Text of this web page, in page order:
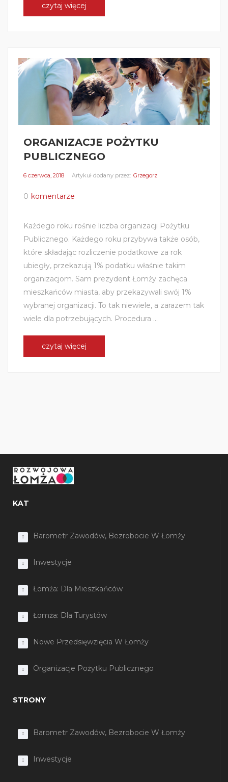
czytaj więcej
ORGANIZACJE POŻYTKU
PUBLICZNEGO
6 czerwca, 2018 Artykuł dodany przez: Grzegorz
0 komentarze
Każdego roku rośnie liczba organizacji Pożytku
Publicznego. Każdego roku przybywa także osób,
które składając rozliczenie podatkowe za rok
ubiegły, przekazują 1% podatku właśnie takim
organizacjom. Sam prezydent Łomży zachęca
mieszkańców miasta, aby przekazywali swój 1%
wybranej organizacji. To tak niewiele, a zarazem tak
wiele dla potrzebujących. Procedura ...
czytaj więcej
KAT
Barometr Zawodów, Bezrobocie W Łomży
Inwestycje
Łomża: Dla Mieszkańców
Łomża: Dla Turystów
Nowe Przedsięwzięcia W Łomży
Organizacje Pożytku Publicznego
STRONY
Barometr Zawodów, Bezrobocie W Łomży
Inwestycje